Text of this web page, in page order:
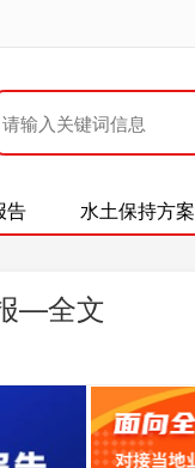
告 水土保持方案
—全文